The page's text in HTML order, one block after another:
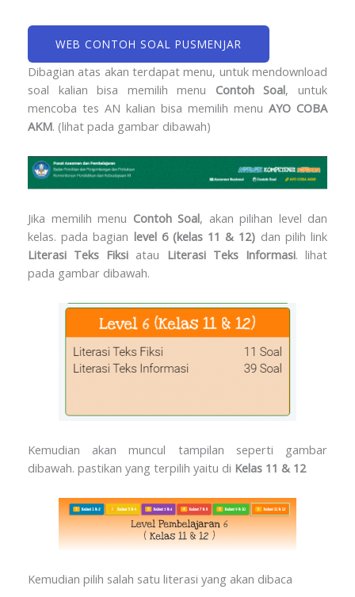
WEB CONTOH SOAL PUSMENJAR
Dibagian atas akan terdapat menu, untuk mendownload
soal kalian bisa memilih menu Contoh Soal, untuk
mencoba tes AN kalian bisa memilih menu AYO COBA
AKM. (lihat pada gambar dibawah)
Jika memilih menu Contoh Soal, akan pilihan level dan
kelas. pada bagian level 6 (kelas 11 & 12) dan pilih link
Literasi Teks Fiksi atau Literasi Teks Informasi. lihat
pada gambar dibawah.
Kemudian akan muncul tampilan seperti gambar
dibawah. pastikan yang terpilih yaitu di Kelas 11 & 12
Kemudian pilih salah satu literasi yang akan dibaca